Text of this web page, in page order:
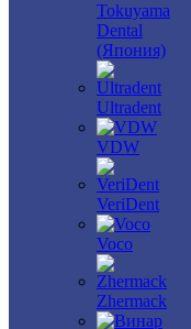
Tokuyama
Dental
(Япония)
Ultradent
VDW
VeriDent
Voco
Zhermack